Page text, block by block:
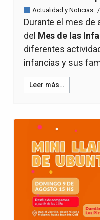
Actualidad y Noticias
Durante el mes de
del Mes de las
diferentes
infancias y sus
Leer más…